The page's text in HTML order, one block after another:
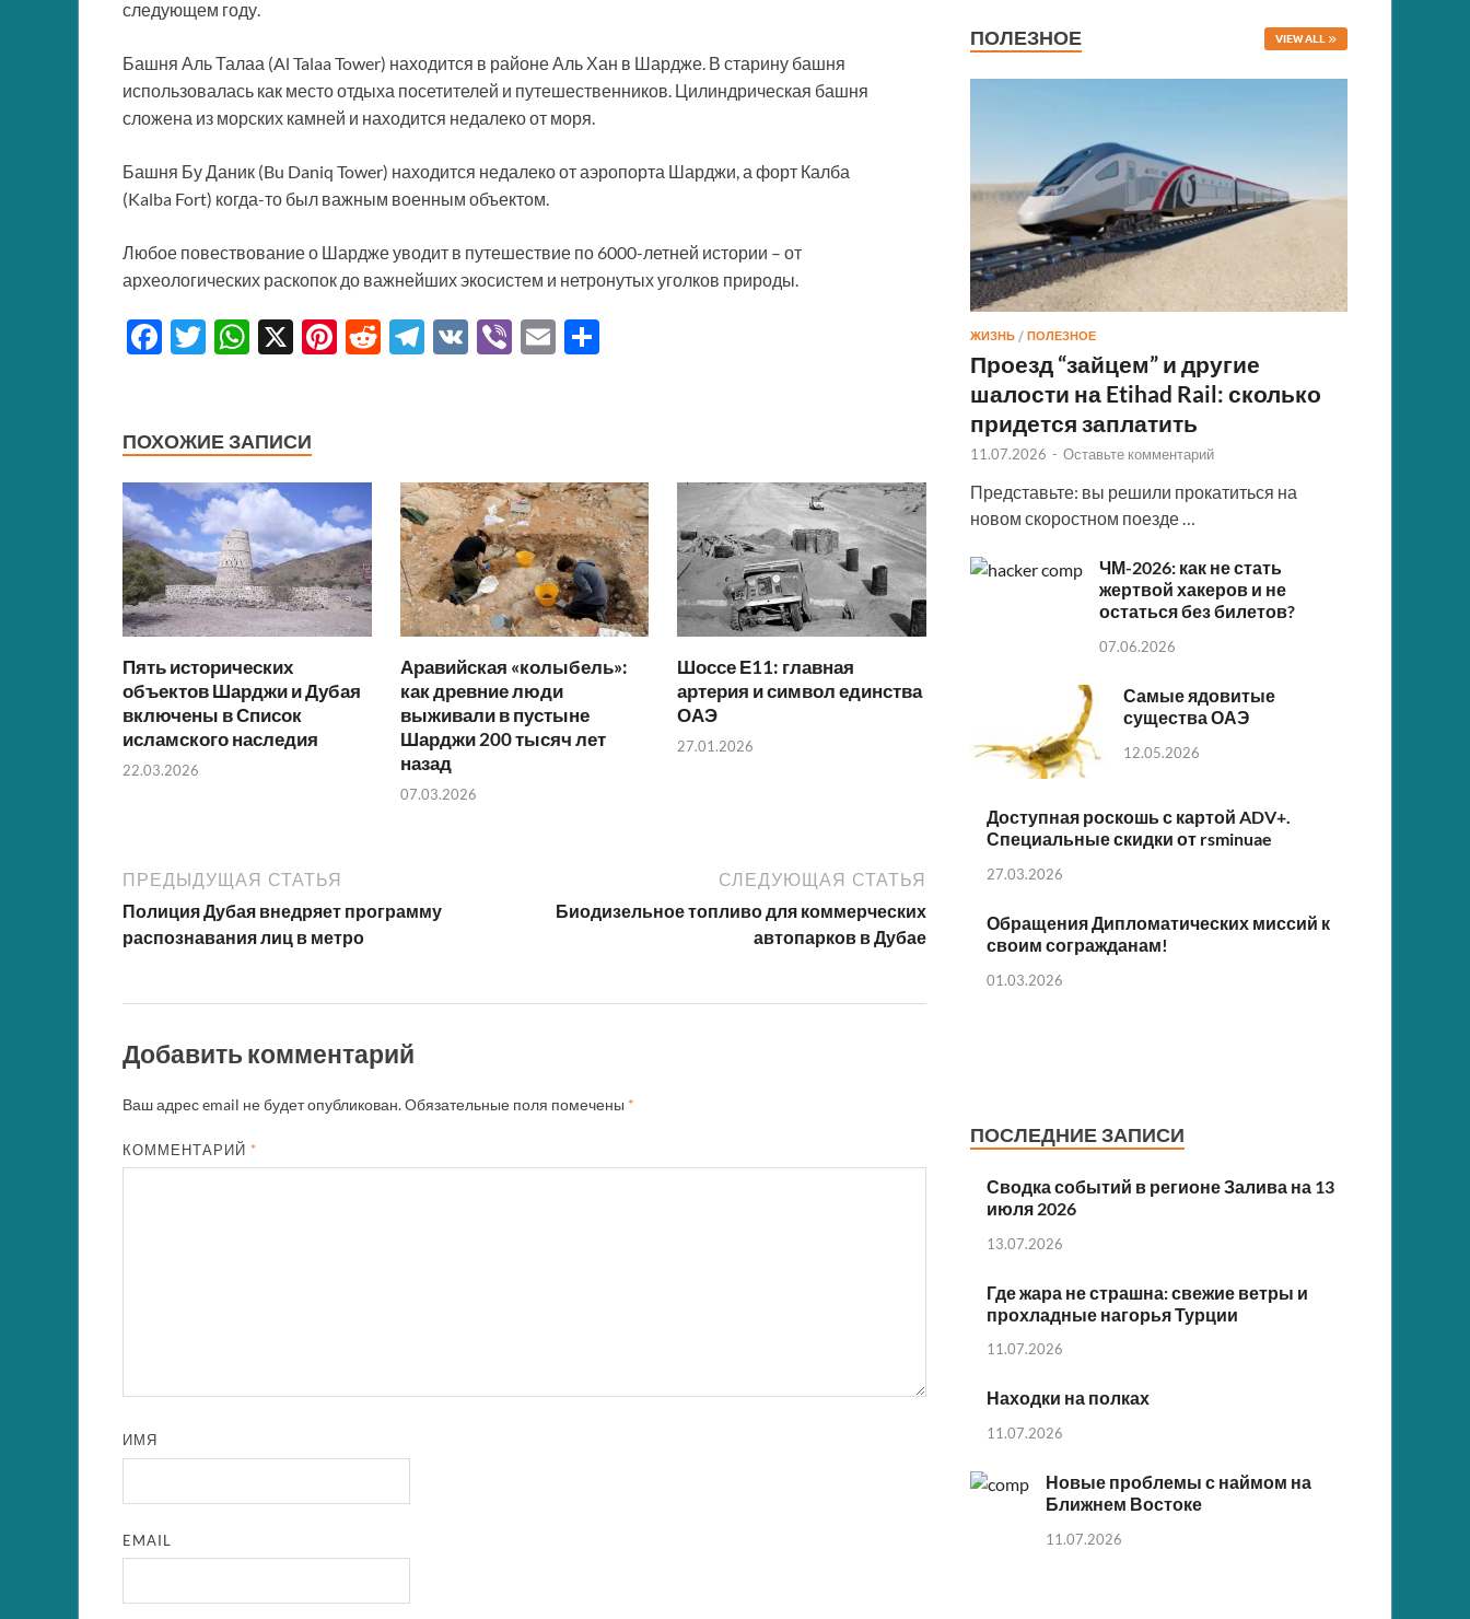
следующем году.
Башня Аль Талаа (Al Talaa Tower) находится в районе Аль Хан в Шардже. В старину башня
использовалась как место отдыха посетителей и путешественников. Цилиндрическая башня
сложена из морских камней и находится недалеко от моря.
Башня Бу Даник (Bu Daniq Tower) находится недалеко от аэропорта Шарджи, а форт Калба
(Kalba Fort) когда-то был важным военным объектом.
Любое повествование о Шардже уводит в путешествие по 6000-летней истории – от
археологических раскопок до важнейших экосистем и нетронутых уголков природы.
F
b
o
o
k
T
er
W
s
A
p
p
X
Pi
t
R
T
a
m
V
Vi E
в
и
ть
ПОХОЖИЕ ЗАПИСИ
Пять исторических
объектов Шарджи и Дубая
включены в Список
исламского наследия
22.03.2026
Аравийская «колыбель»:
как древние люди
выживали в пустыне
Шарджи 200 тысяч лет
назад
07.03.2026
Шоссе Е11: главная
артерия и символ единства
ОАЭ
27.01.2026
ПРЕДЫДУЩАЯ СТАТЬЯ
Полиция Дубая внедряет программу
распознавания лиц в метро
СЛЕДУЮЩАЯ СТАТЬЯ
Биодизельное топливо для коммерческих
автопарков в Дубае
Добавить комментарий
Ваш адрес email не будет опубликован.Обязательные поля помечены *
КОММЕНТАРИЙ*
ИМЯ
EMAIL
ПОЛЕЗНОЕ VIEW ALL
ЖИЗНЬ /ПОЛЕЗНОЕ
Проезд “зайцем” и другие
шалости на Etihad Rail: сколько
придется заплатить
11.07.2026 - Оставьте комментарий
Представьте: вы решили прокатиться на
новом скоростном поезде …
ЧМ-2026: как не стать
жертвой хакеров и не
остаться без билетов?
07.06.2026
Самые ядовитые
существа ОАЭ
12.05.2026
Доступная роскошь с картой ADV+.
Специальные скидки от rsminuae
27.03.2026
Обращения Дипломатических миссий к
своим согражданам!
01.03.2026
ПОСЛЕДНИЕ ЗАПИСИ
Сводка событий в регионе Залива на 13
июля 2026
13.07.2026
Где жара не страшна: свежие ветры и
прохладные нагорья Турции
11.07.2026
Находки на полках
11.07.2026
Новые проблемы с наймом на
Ближнем Востоке
11.07.2026